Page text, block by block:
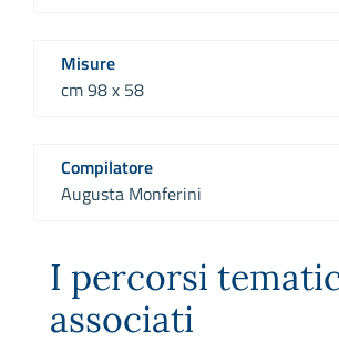
Misure
cm 98 x 58
Compilatore
Augusta Monferini
I percorsi
associati